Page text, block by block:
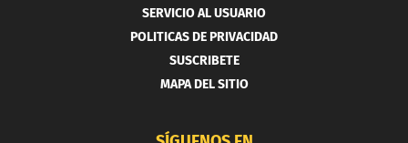
SERVICIO AL USUARIO
POLITICAS DE PRIVACIDAD
SUSCRIBETE
MAPA DEL SITIO